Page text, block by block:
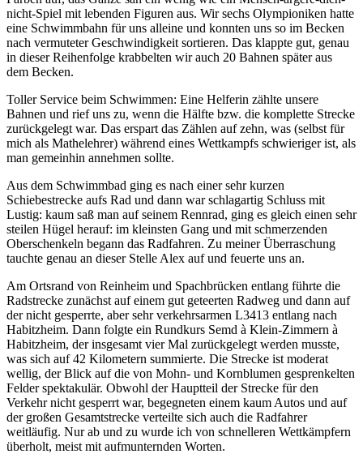
nicht-Spiel mit lebenden Figuren aus. Wir sechs Olympioniken hatte
eine Schwimmbahn für uns alleine und konnten uns so im Becken
nach vermuteter Geschwindigkeit sortieren. Das klappte gut, genau
in dieser Reihenfolge krabbelten wir auch 20 Bahnen später aus
dem Becken.
Toller Service beim Schwimmen: Eine Helferin zählte unsere
Bahnen und rief uns zu, wenn die Hälfte bzw. die komplette Strecke
zurückgelegt war. Das erspart das Zählen auf zehn, was (selbst für
mich als Mathelehrer) während eines Wettkampfs schwieriger ist, als
man gemeinhin annehmen sollte.
Aus dem Schwimmbad ging es nach einer sehr kurzen
Schiebestrecke aufs Rad und dann war schlagartig Schluss mit
Lustig: kaum saß man auf seinem Rennrad, ging es gleich einen sehr
steilen Hügel herauf: im kleinsten Gang und mit schmerzenden
Oberschenkeln begann das Radfahren. Zu meiner Überraschung
tauchte genau an dieser Stelle Alex auf und feuerte uns an.
Am Ortsrand von Reinheim und Spachbrücken entlang führte die
Radstrecke zunächst auf einem gut geteerten Radweg und dann auf
der nicht gesperrte, aber sehr verkehrsarmen L3413 entlang nach
Habitzheim. Dann folgte ein Rundkurs Semd à Klein-Zimmern à
Habitzheim, der insgesamt vier Mal zurückgelegt werden musste,
was sich auf 42 Kilometern summierte. Die Strecke ist moderat
wellig, der Blick auf die von Mohn- und Kornblumen gesprenkelten
Felder spektakulär. Obwohl der Hauptteil der Strecke für den
Verkehr nicht gesperrt war, begegneten einem kaum Autos und auf
der großen Gesamtstrecke verteilte sich auch die Radfahrer
weitläufig. Nur ab und zu wurde ich von schnelleren Wettkämpfern
überholt, meist mit aufmunternden Worten.